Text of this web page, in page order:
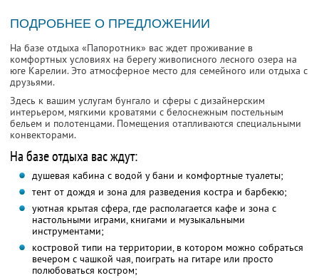
ПОДРОБНЕЕ О ПРЕДЛОЖЕНИИ
На базе отдыха «Папоротник» вас ждет проживание в
комфортных условиях на берегу живописного лесного озера на
юге Карелии. Это атмосферное место для семейного или отдыха с
друзьями.
Здесь к вашим услугам бунгало и сферы с дизайнерским
интерьером, мягкими кроватями с белоснежным постельным
бельем и полотенцами. Помещения отапливаются специальными
конвекторами.
На базе отдыха вас ждут:
душевая кабина с водой у бани и комфортные туалеты;
тент от дождя и зона для разведения костра и барбекю;
уютная крытая сфера, где располагается кафе и зона с
настольными играми, книгами и музыкальными
инструментами;
костровой типи на территории, в котором можно собраться
вечером с чашкой чая, поиграть на гитаре или просто
полюбоваться костром;